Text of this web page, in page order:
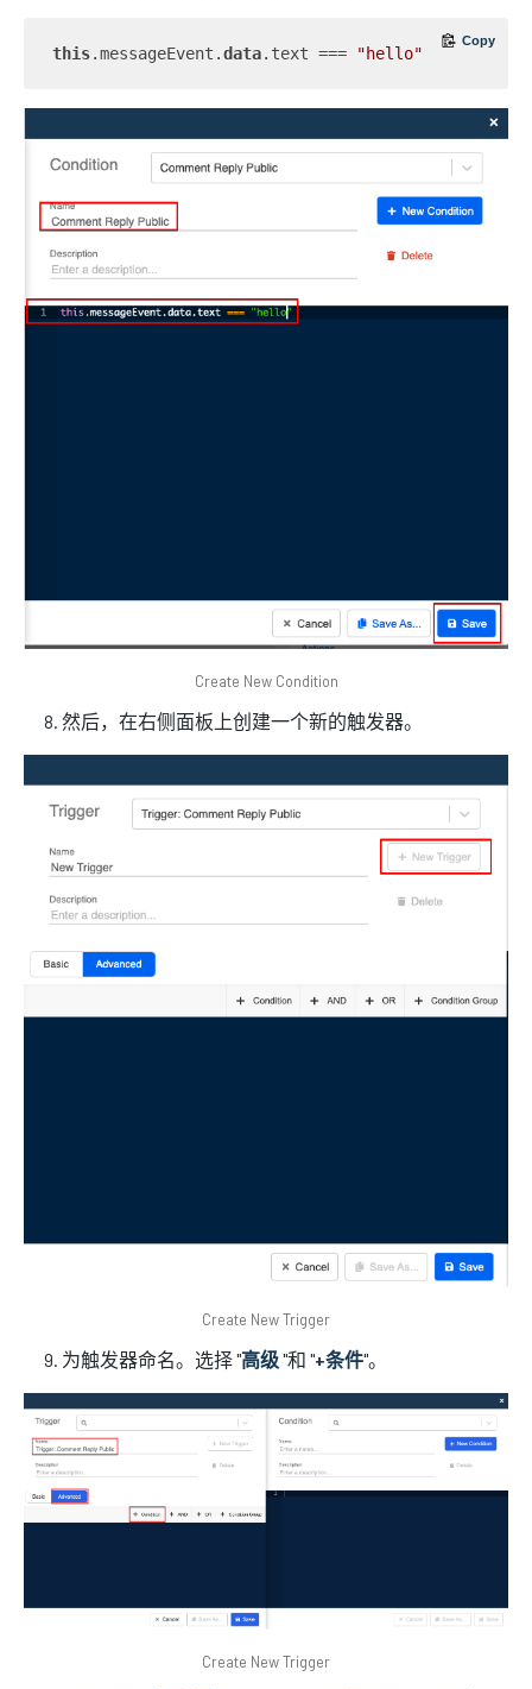
this.messageEvent.data.text === "hello"
Copy
Create New Condition
然后，在右侧面板上创建一个新的触发器。
Create New Trigger
为触发器命名。选择 "高级"和 "+条件"。
Create New Trigger